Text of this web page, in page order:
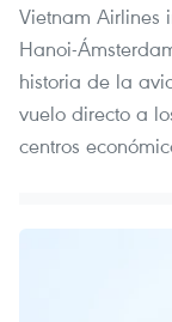
Vietnam Airlines
Hanoi-
historia de la
vuelo directo a
centros